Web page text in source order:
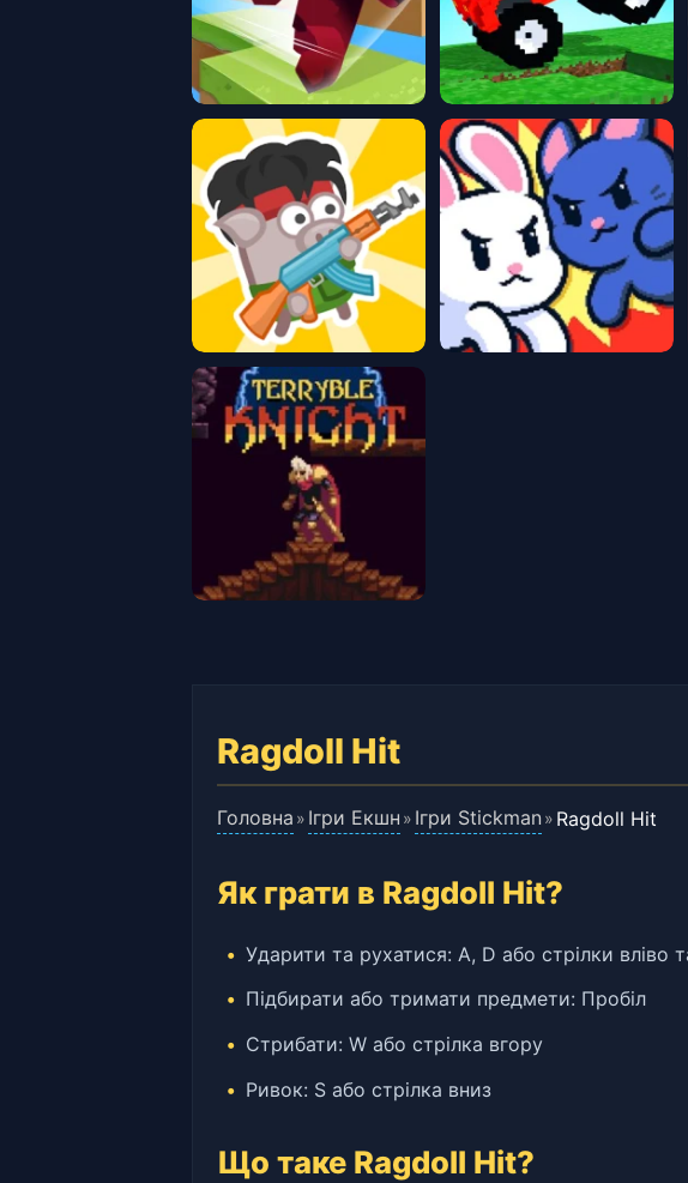
Ragdoll Hit
Головна » Ігри Екшн » Ігри Stickman » Ragdoll Hit
Як грати в Ragdoll Hit?
Ударити та рухатися: A, D або стрілки вліво
Підбирати або тримати предмети: Пробіл
Стрибати: W або стрілка вгору
Ривок: S або стрілка вниз
Що таке Ragdoll Hit?